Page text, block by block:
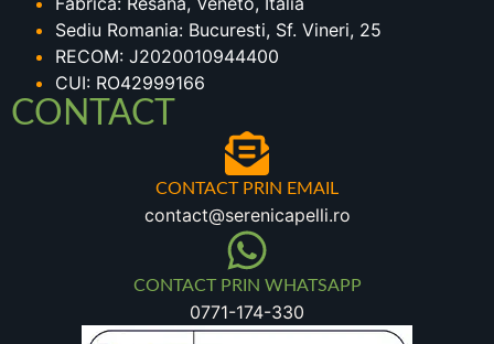
Sediu Romania: Bucuresti, Sf. Vineri, 25
RECOM: J2020010944400
CUI: RO42999166
CONTACT
CONTACT PRIN EMAIL
contact@serenicapelli.ro
CONTACT PRIN WHATSAPP
0771-174-330